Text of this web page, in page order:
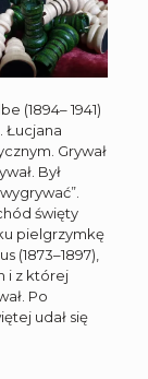
(1894– 1941)
Łucjana
Grywał
Był
święty
pielgrzymkę
(1873–1897),
i z której
Po
udał się